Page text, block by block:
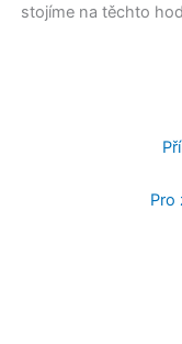
stojíme na těchto
Pro